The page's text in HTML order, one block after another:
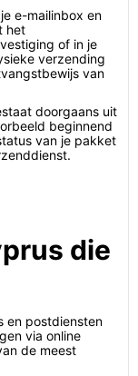
e-mailinbox en
het
of in je
verzending
van
doorgaans uit
beginnend
van je pakket
die
en postdiensten
via online
de meest